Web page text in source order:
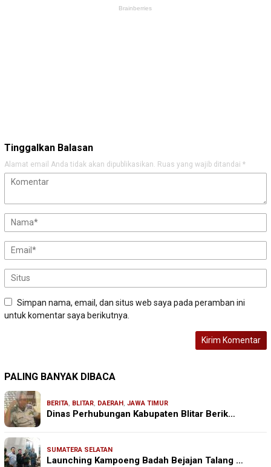
Tinggalkan Balasan
Alamat email Anda tidak akan dipublikasikan. Ruas yang wajib ditandai *
Simpan nama, email, dan situs web saya pada peramban ini
untuk komentar saya berikutnya.
PALING BANYAK DIBACA
BERITA, BLITAR, DAERAH , JAWA TIMUR
Dinas Perhubungan Kabupaten Blitar Berik…
SUMATERA SELATAN
Launching Kampoeng Badah Bejajan Talang …